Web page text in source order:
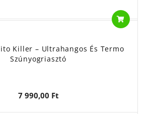
Killer – Ultrahangos És Termo
Szúnyogriasztó
7 990,00 Ft